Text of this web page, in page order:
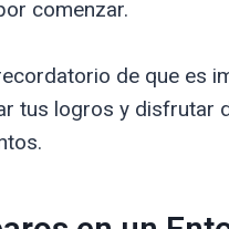
comenzar.
de que es
tus logros y disfrutar